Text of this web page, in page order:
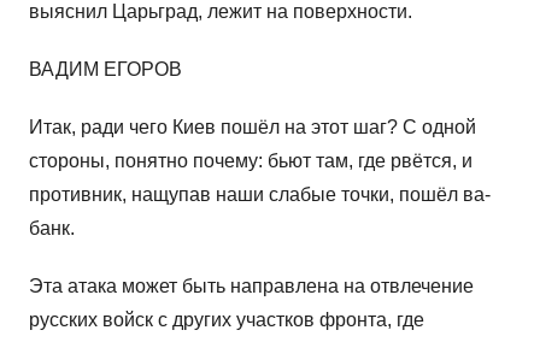
выяснил Царьград, лежит на поверхности.
ВАДИМ ЕГОРОВ
Итак, ради чего Киев пошёл на этот шаг? С одной
стороны, понятно почему: бьют там, где рвётся, и
противник, нащупав наши слабые точки, пошёл ва-
банк.
Эта атака может быть направлена на отвлечение
русских войск с других участков фронта, где